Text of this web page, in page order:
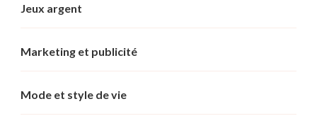
Jeux argent
Marketing et publicité
Mode et style de vie